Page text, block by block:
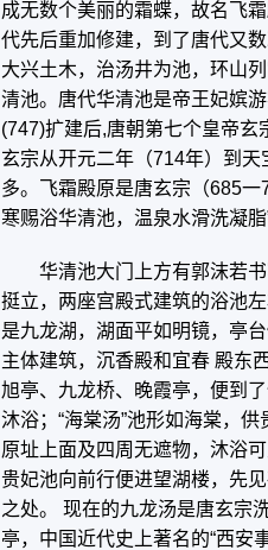
成无数个美丽的霜蝶，故名飞
代先后重加修建，到了唐代又
大兴土木，治汤井为池，环山
清池。唐代华清池是帝王妃嫔
(747)扩建后,唐朝第七个皇帝
玄宗从开元二年（714年）到
多。飞霜殿原是唐玄宗（685
寒赐浴华清池，温泉水滑洗凝脂”
华清池大门上方有郭沫若
挺立，两座宫殿式建筑的浴池
是九龙湖，湖面平如明镜，亭
主体建筑，沉香殿和宜春 殿东
旭亭、九龙桥、晚霞亭，便到
沐浴；“海棠汤”池形如海棠，
原址上面及四周无遮物，沐浴
贵妃池向前行便进望湖楼，先
之处。 现在的九龙汤是唐玄宗
亭，中国近代史上著名的“西安